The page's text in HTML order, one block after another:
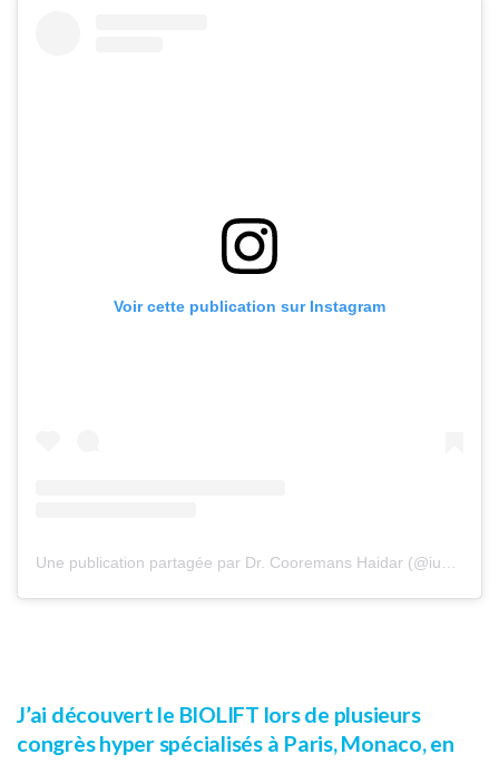
Voir cette publication sur Instagram
J’ai découvert le BIOLIFT lors de plusieurs
congrès hyper spécialisés à Paris, Monaco, en